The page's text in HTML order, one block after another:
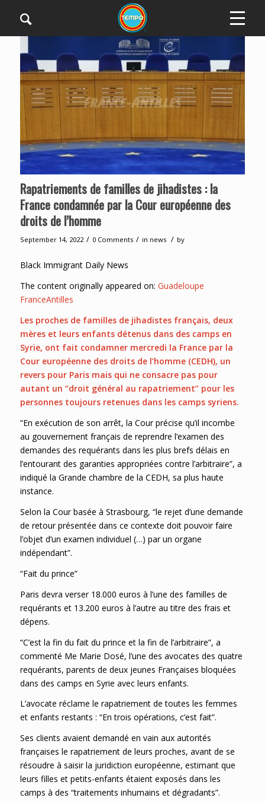
Rapatriements de familles de jihadistes : la
France condamnée par la Cour européenne des
droits de l’homme
September 14, 2022 / 0 Comments / in news / by
Black Immigrant Daily News
The content originally appeared on: Guadeloupe
FranceAntilles
Les proches de familles de jihadistes français, deux
mères et leurs enfants détenus dans des camps en
Syrie, ont fait condamner mercredi la France par la
Cour européenne des droits de l’homme (CEDH), un
revers pour Paris mais qui ne consacre pas pour
autant un “droit général au rapatriement” pour les
personnes toujours retenues dans les camps syriens.
“En exécution de son arrêt, la Cour précise qu’il incombe
au gouvernement français de reprendre l’examen des
demandes des requérants dans les plus brefs délais en
l’entourant des garanties appropriées contre l’arbitraire”, a
indiqué la Grande chambre de la CEDH, sa plus haute
instance.
Selon la Cour basée à Strasbourg, “le rejet d’une demande
de retour présentée dans ce contexte doit pouvoir faire
l’objet d’un examen individuel (…) par un organe
indépendant”.
“Fait du prince”
Paris devra verser 18.000 euros à l’une des familles de
requérants et 13.200 euros à l’autre au titre des frais et
dépens.
“C’est la fin du fait du prince et la fin de l’arbitraire”, a
commenté Me Marie Dosé, l’une des avocates des quatre
requérants, parents de deux jeunes Françaises bloquées
dans des camps en Syrie avec leurs enfants.
L’avocate réclame le rapatriement de toutes les femmes
et enfants restants : “En trois opérations, c’est fait”.
Ses clients avaient demandé en vain aux autorités
françaises le rapatriement de leurs proches, avant de se
résoudre à saisir la juridiction européenne, estimant que
leurs filles et petits-enfants étaient exposés dans les
camps à des “traitements inhumains et dégradants”.